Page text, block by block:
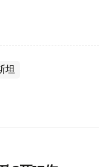
坦